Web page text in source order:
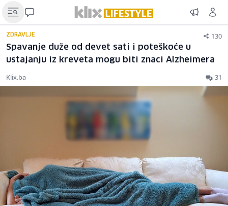
ZDRAVLJE 130
Spavanje duže od devet sati i poteškoće u
ustajanju iz kreveta mogu biti znaci Alzheimera
Klix.ba 31